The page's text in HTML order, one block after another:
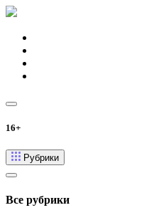
16+
Рубрики
Все рубрики